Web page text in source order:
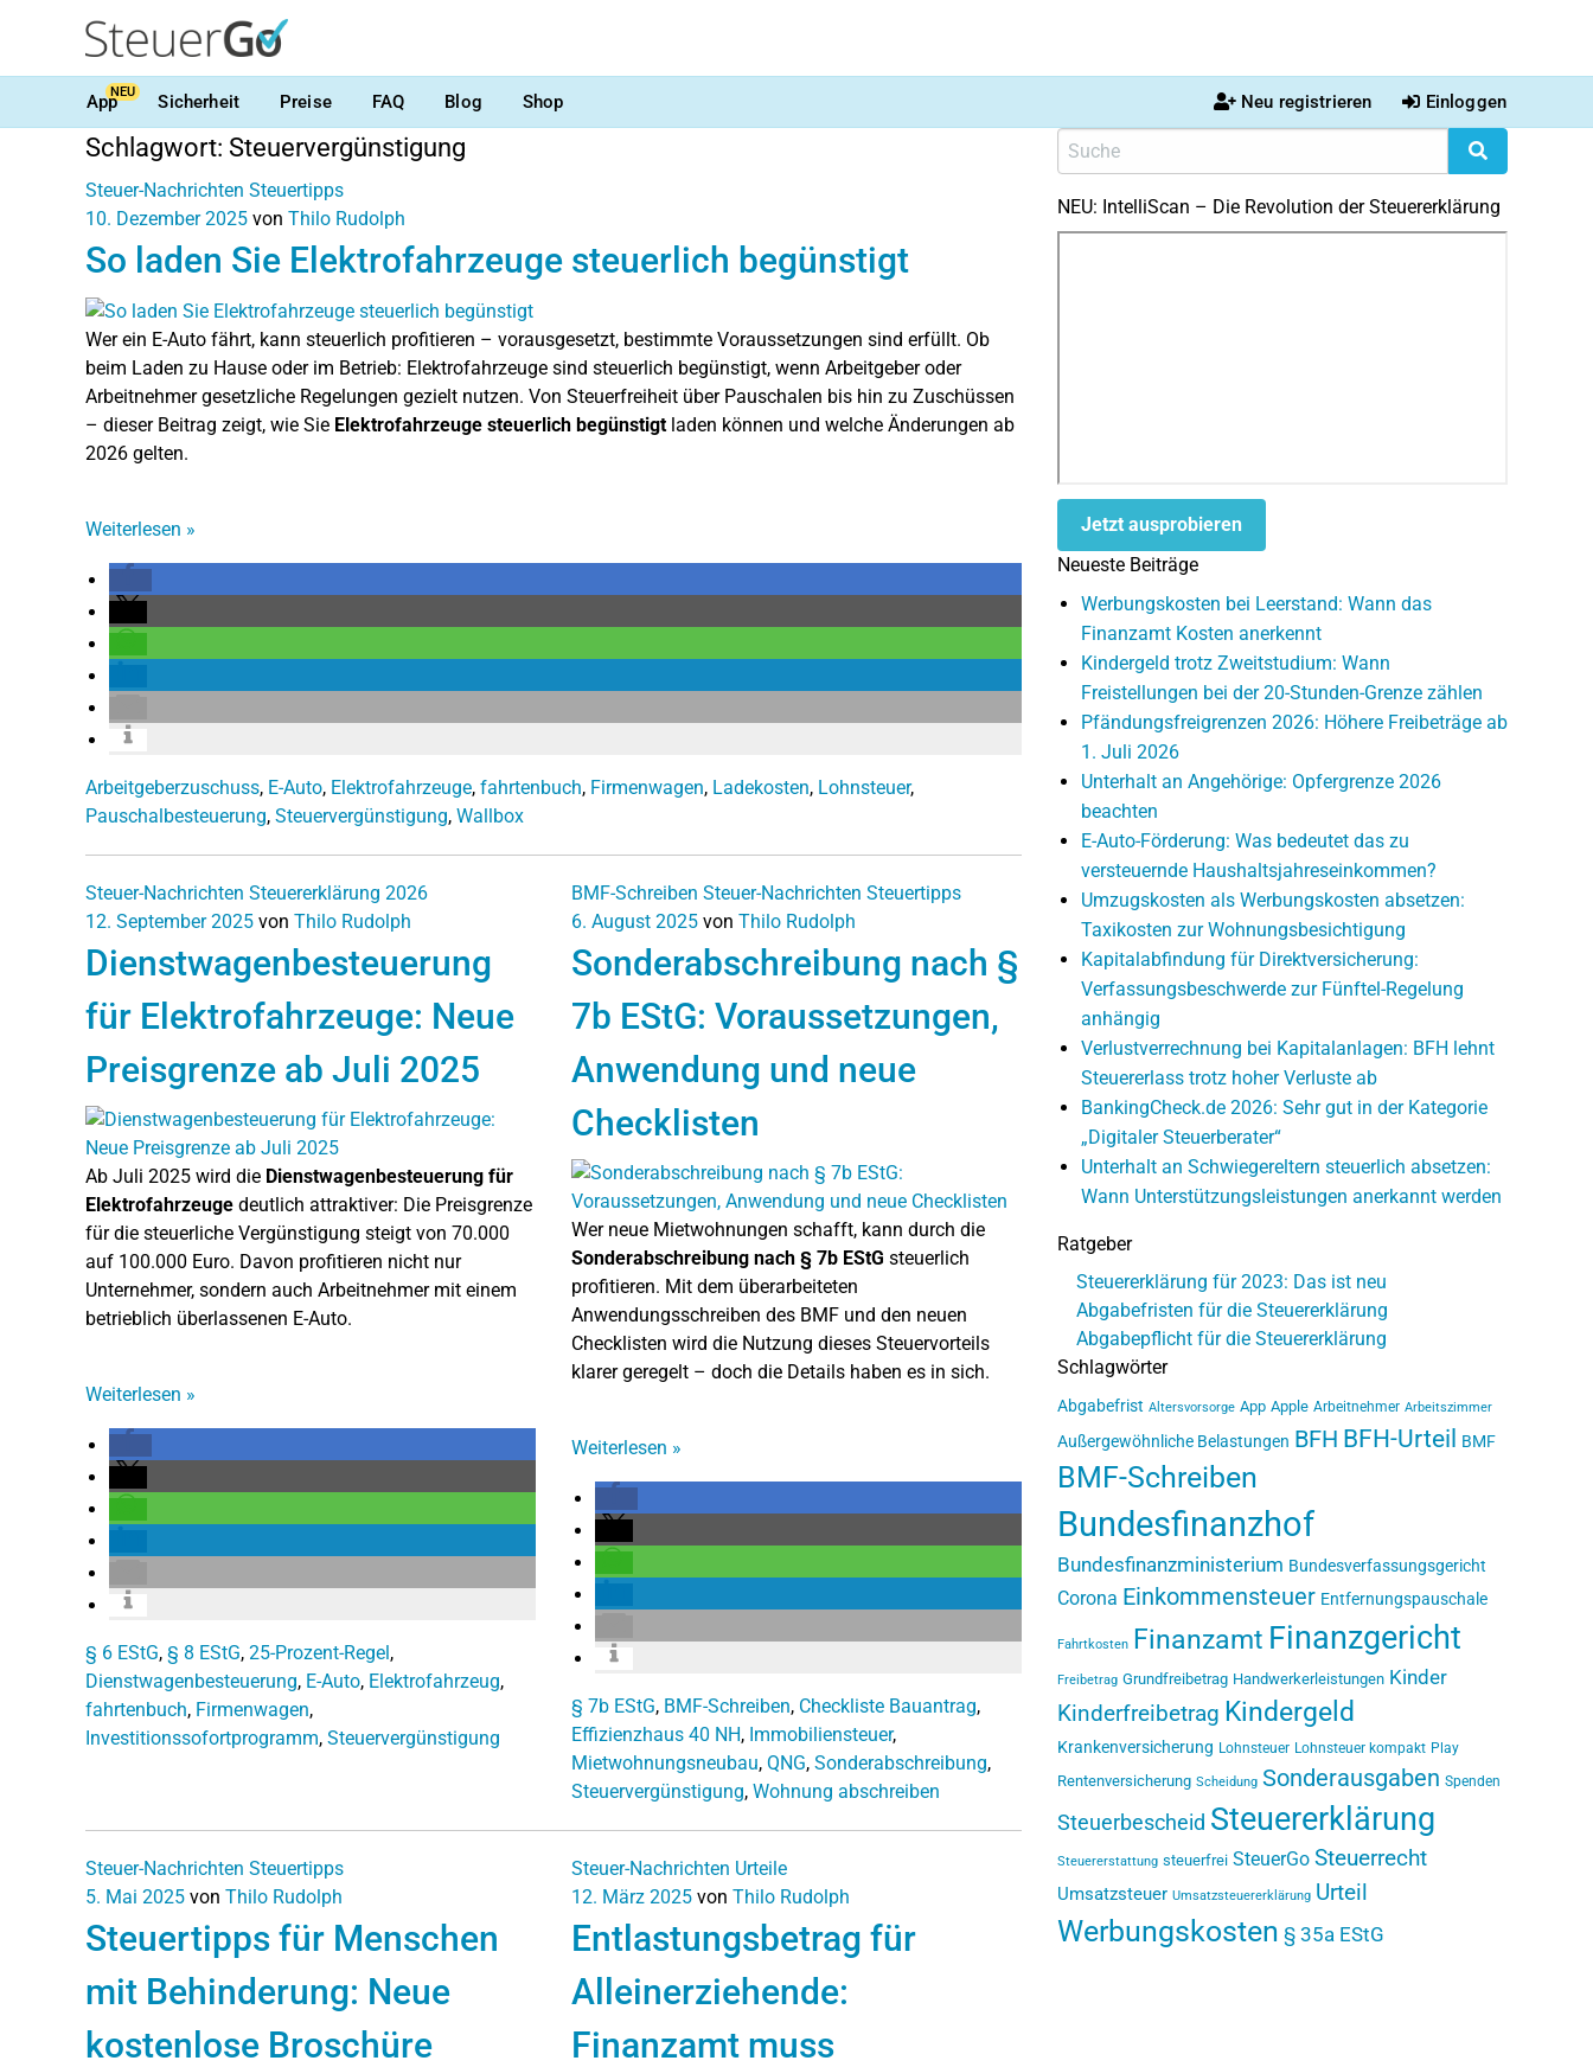
AppNEU Sicherheit Preise FAQ Blog Shop Neu registrieren Einloggen
Schlagwort: Steuervergünstigung
Steuer-Nachrichten Steuertipps
10. Dezember 2025 von Thilo Rudolph
So laden Sie Elektrofahrzeuge steuerlich begünstigt
Wer ein E-Auto fährt, kann steuerlich profitieren – vorausgesetzt, bestimmte Voraussetzungen sind erfüllt. Ob
beim Laden zu Hause oder im Betrieb: Elektrofahrzeuge sind steuerlich begünstigt, wenn Arbeitgeber oder
Arbeitnehmer gesetzliche Regelungen gezielt nutzen. Von Steuerfreiheit über Pauschalen bis hin zu Zuschüssen
– dieser Beitrag zeigt, wie Sie Elektrofahrzeuge steuerlich begünstigtladen können und welche Änderungen ab
2026 gelten.
Weiterlesen »
Arbeitgeberzuschuss, E-Auto, Elektrofahrzeuge, fahrtenbuch, Firmenwagen, Ladekosten, Lohnsteuer,
Pauschalbesteuerung, Steuervergünstigung, Wallbox
Steuer-Nachrichten Steuererklärung 2026
12. September 2025 von Thilo Rudolph
Dienstwagenbesteuerung
für Elektrofahrzeuge: Neue
Preisgrenze ab Juli 2025
Ab Juli 2025 wird die Dienstwagenbesteuerung für
Elektrofahrzeuge deutlich attraktiver: Die Preisgrenze
für die steuerliche Vergünstigung steigt von 70.000
auf 100.000 Euro. Davon profitieren nicht nur
Unternehmer, sondern auch Arbeitnehmer mit einem
betrieblich überlassenen E-Auto.
Weiterlesen »
§ 6 EStG, § 8 EStG, 25-Prozent-Regel,
Dienstwagenbesteuerung, E-Auto, Elektrofahrzeug,
fahrtenbuch, Firmenwagen,
Investitionssofortprogramm, Steuervergünstigung
BMF-Schreiben Steuer-Nachrichten Steuertipps
6. August 2025 von Thilo Rudolph
Sonderabschreibung nach §
7b EStG: Voraussetzungen,
Anwendung und neue
Checklisten
Wer neue Mietwohnungen schafft, kann durch die
Sonderabschreibung nach § 7b EStG steuerlich
profitieren. Mit dem überarbeiteten
Anwendungsschreiben des BMF und den neuen
Checklisten wird die Nutzung dieses Steuervorteils
klarer geregelt – doch die Details haben es in sich.
Weiterlesen »
§ 7b EStG, BMF-Schreiben, Checkliste Bauantrag,
Effizienzhaus 40 NH, Immobiliensteuer,
Mietwohnungsneubau, QNG, Sonderabschreibung,
Steuervergünstigung, Wohnung abschreiben
Steuer-Nachrichten Steuertipps
5. Mai 2025 von Thilo Rudolph
Steuertipps für Menschen
mit Behinderung: Neue
kostenlose Broschüre
Steuer-Nachrichten Urteile
12. März 2025 von Thilo Rudolph
Entlastungsbetrag für
Alleinerziehende:
Finanzamt muss
NEU: IntelliScan – Die Revolution der Steuererklärung
Jetzt ausprobieren
Neueste Beiträge
Werbungskosten bei Leerstand: Wann das
Finanzamt Kosten anerkennt
Kindergeld trotz Zweitstudium: Wann
Freistellungen bei der 20-Stunden-Grenze zählen
Pfändungsfreigrenzen 2026: Höhere Freibeträge ab
1. Juli 2026
Unterhalt an Angehörige: Opfergrenze 2026
beachten
E-Auto-Förderung: Was bedeutet das zu
versteuernde Haushaltsjahreseinkommen?
Umzugskosten als Werbungskosten absetzen:
Taxikosten zur Wohnungsbesichtigung
Kapitalabfindung für Direktversicherung:
Verfassungsbeschwerde zur Fünftel-Regelung
anhängig
Verlustverrechnung bei Kapitalanlagen: BFH lehnt
Steuererlass trotz hoher Verluste ab
BankingCheck.de 2026: Sehr gut in der Kategorie
„Digitaler Steuerberater“
Unterhalt an Schwiegereltern steuerlich absetzen:
Wann Unterstützungsleistungen anerkannt werden
Ratgeber
Steuererklärung für 2023: Das ist neu
Abgabefristen für die Steuererklärung
Abgabepflicht für die Steuererklärung
Schlagwörter
Abgabefrist Altersvorsorge App Apple Arbeitnehmer Arbeitszimmer
Außergewöhnliche Belastungen BFH BFH-Urteil BMF
BMF-Schreiben
Bundesfinanzhof
Bundesfinanzministerium Bundesverfassungsgericht
Corona Einkommensteuer Entfernungspauschale
Fahrtkosten Finanzamt Finanzgericht
Freibetrag Grundfreibetrag Handwerkerleistungen Kinder
Kinderfreibetrag Kindergeld
Krankenversicherung Lohnsteuer Lohnsteuer kompakt Play
Rentenversicherung Scheidung Sonderausgaben Spenden
Steuerbescheid Steuererklärung
Steuererstattung steuerfrei SteuerGo Steuerrecht
Umsatzsteuer Umsatzsteuererklärung Urteil
Werbungskosten § 35a EStG